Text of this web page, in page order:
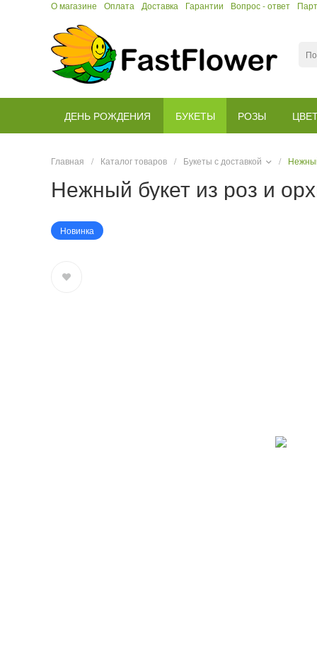
О магазине Оплата Доставка Гарантии Вопрос - ответ
ДЕНЬ РОЖДЕНИЯ БУКЕТЫ РОЗЫ
Главная / Каталог товаров / Букеты с доставкой /
Нежный букет из роз и
Новинка